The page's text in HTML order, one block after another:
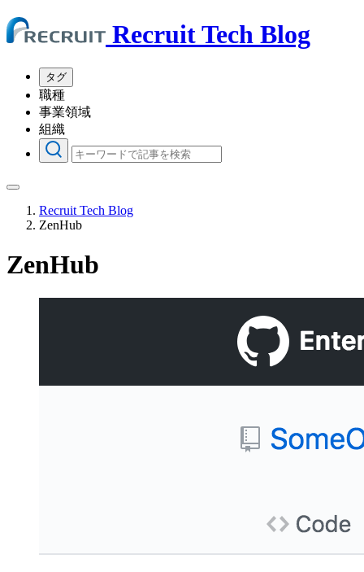
Recruit Tech Blog
タグ
職種
事業領域
組織
Recruit Tech Blog
ZenHub
ZenHub